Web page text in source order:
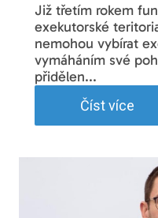
Již třetím rokem
exekutorské
nemohou vybírat
vymáháním své
přidělen...
Číst více